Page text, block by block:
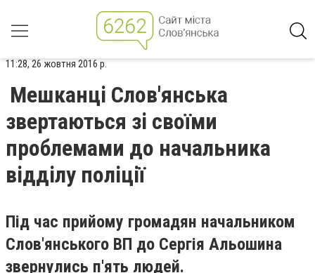
11:28, 26 жовтня 2016 р.
Мешканці Слов'янська
звертаються зі своїми
проблемами до начальника
відділу поліції
Під час прийому громадян начальником
Слов'янського ВП до Сергія Альошина
звернулись п'ять людей.